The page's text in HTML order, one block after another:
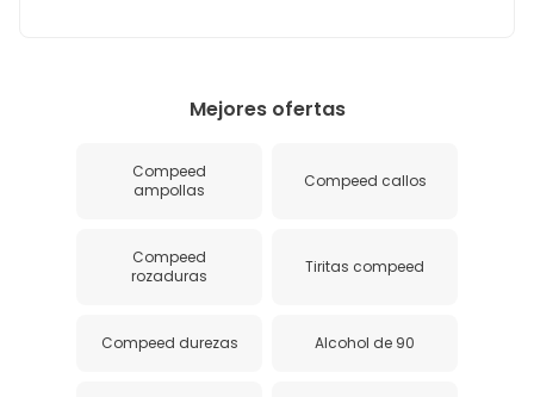
Mejores ofertas
Compeed
ampollas
Compeed callos
Compeed
rozaduras
Tiritas compeed
Compeed durezas Alcohol de 90